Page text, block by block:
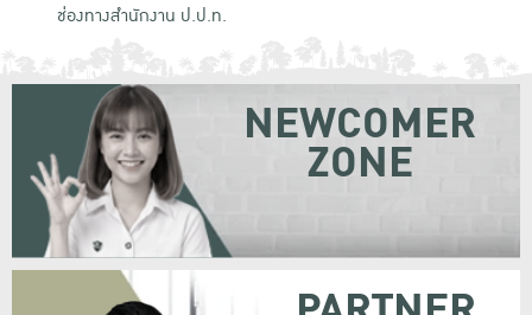
ช่องทางสำนักงาน ป.ป.ท.
NEWCOMER
ZONE